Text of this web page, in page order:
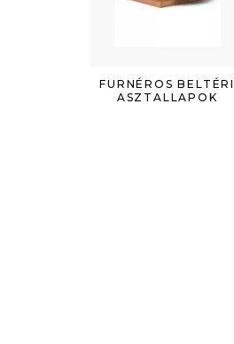
FURNÉROS BELTÉRI
ASZTALLAPOK